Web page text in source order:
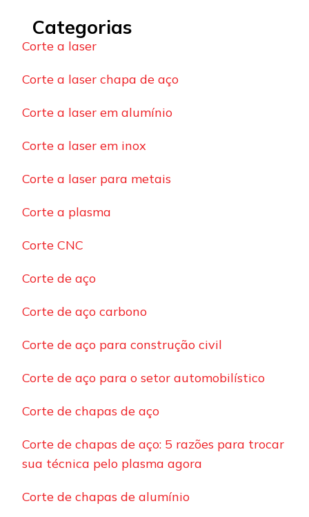
Categorias
Corte a laser
Corte a laser chapa de aço
Corte a laser em alumínio
Corte a laser em inox
Corte a laser para metais
Corte a plasma
Corte CNC
Corte de aço
Corte de aço carbono
Corte de aço para construção civil
Corte de aço para o setor automobilístico
Corte de chapas de aço
Corte de chapas de aço: 5 razões para trocar
sua técnica pelo plasma agora
Corte de chapas de alumínio